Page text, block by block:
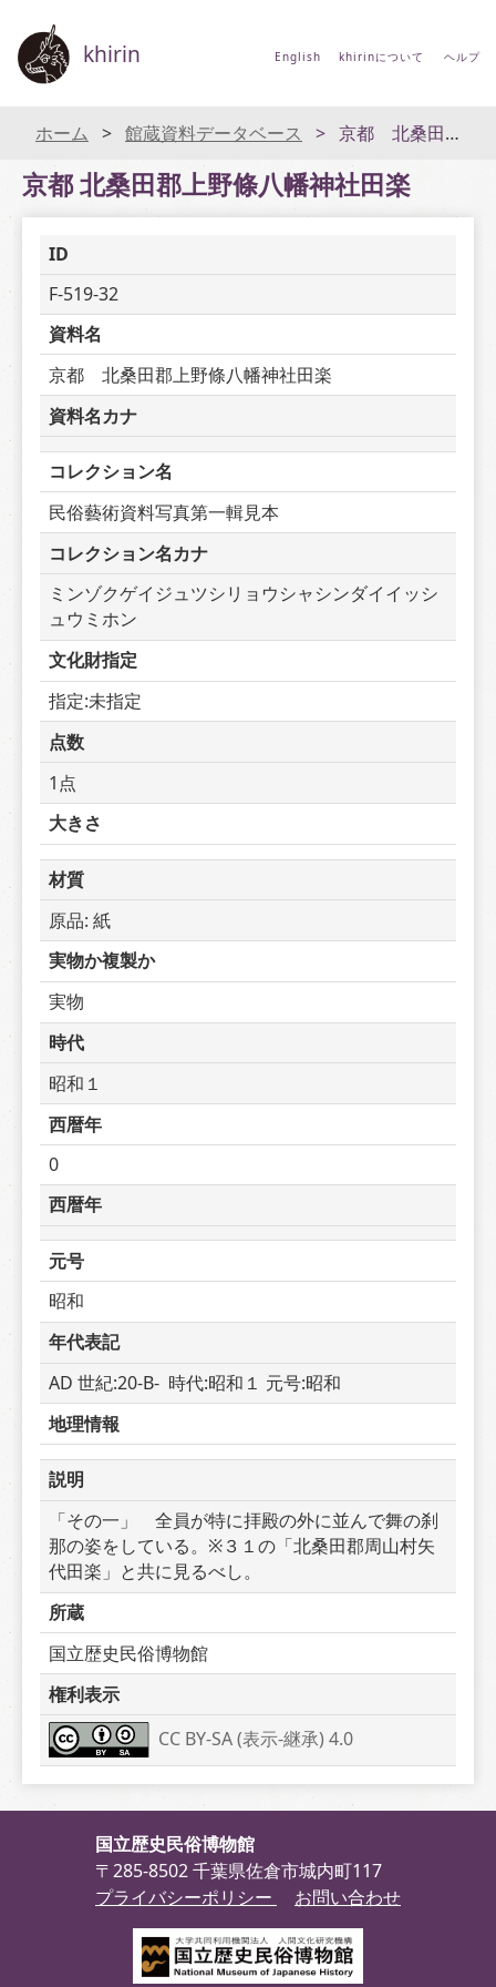
khirin English khirinについて ヘルプ
ホーム 館蔵資料データベース 京都 北桑田郡上野條八幡神社田楽
京都 北桑田郡上野條八幡神社田楽
ID
F-519-32
資料名
京都　北桑田郡上野條八幡神社田楽
資料名カナ
コレクション名
民俗藝術資料写真第一輯見本
コレクション名カナ
ミンゾクゲイジュツシリョウシャシンダイイッシ
ュウミホン
文化財指定
指定:未指定
点数
1点
大きさ
材質
原品: 紙
実物か複製か
実物
時代
昭和１
西暦年
0
西暦年
元号
昭和
年代表記
AD 世紀:20-B-  時代:昭和１ 元号:昭和
地理情報
説明
「その一」　全員が特に拝殿の外に並んで舞の刹
那の姿をしている。※３１の「北桑田郡周山村矢
代田楽」と共に見るべし。
所蔵
国立歴史民俗博物館
権利表示
CC BY-SA (表示-継承) 4.0
国立歴史民俗博物館
〒285-8502 千葉県佐倉市城内町117
プライバシーポリシー
お問い合わせ